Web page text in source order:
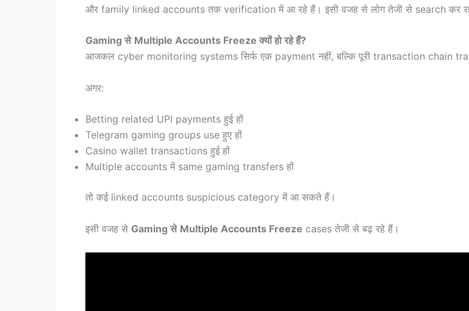
और family linked accounts तक verification में आ रहे हैं। इसी वजह से लोग तेजी से search कर
Gaming से Multiple Accounts Freeze क्यों हो रहे हैं?
आजकल cyber monitoring systems सिर्फ एक payment नहीं, बल्कि पूरी transaction chain
अगर:
Betting related UPI payments हुई हों
Telegram gaming groups use हुए हों
Casino wallet transactions हुई हों
Multiple accounts में same gaming transfers हों
तो कई linked accounts suspicious category में आ सकते हैं।
इसी वजह से Gaming से Multiple Accounts Freeze cases तेजी से बढ़ रहे हैं।